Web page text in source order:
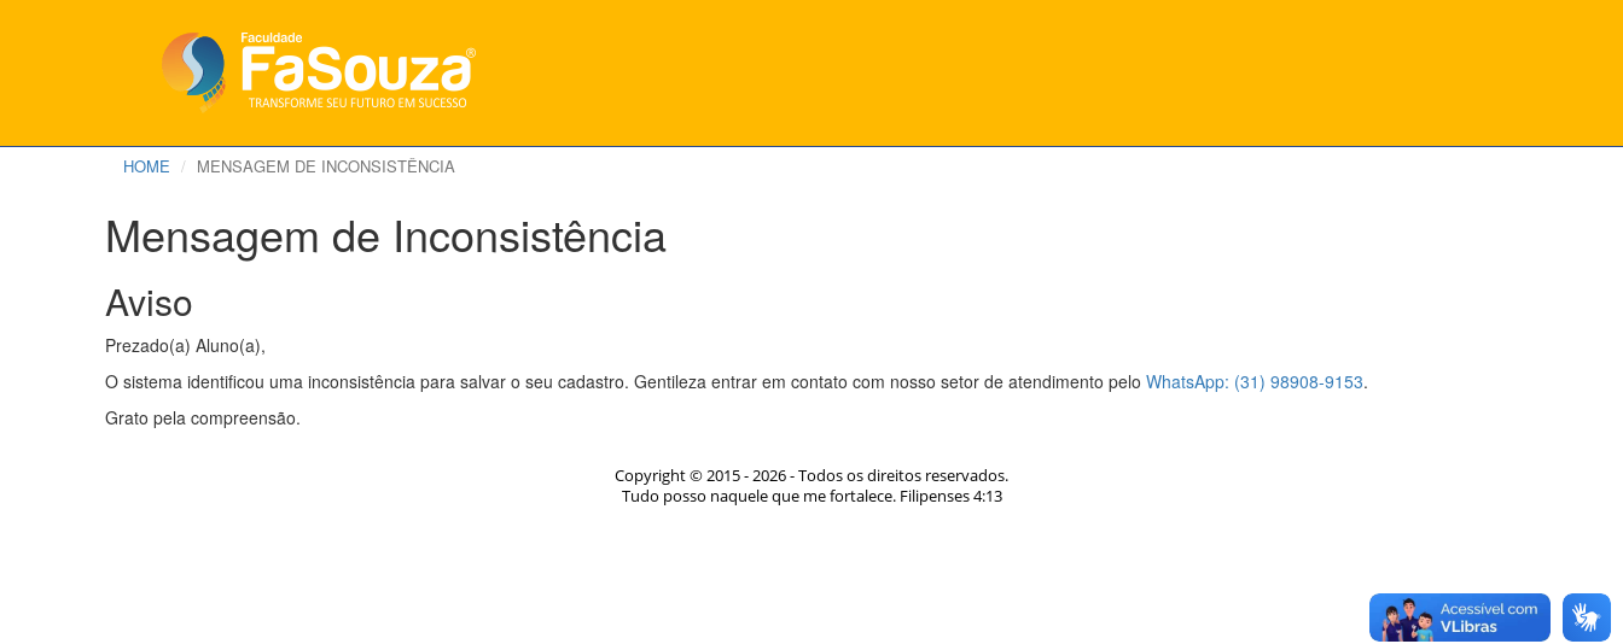
HOME MENSAGEM DE INCONSISTÊNCIA
Mensagem de Inconsistência
Aviso
Prezado(a) Aluno(a),
O sistema identificou uma inconsistência para salvar o seu cadastro. Gentileza entrar em contato com nosso setor de atendimento pelo WhatsApp: (31) 98908-9153.
Grato pela compreensão.
Copyright © 2015 -2026- Todos os direitos reservados.
Tudo posso naquele que me fortalece. Filipenses 4:13